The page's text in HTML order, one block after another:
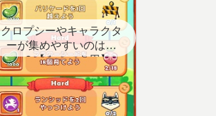
クロプシーやキャラクタ
ーが集めやすいのはど
こ？【クエスト用】